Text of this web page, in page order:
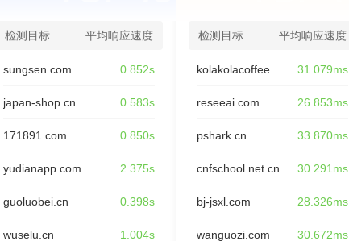
检测目标 平均响应速度
sungsen.com 0.852s
japan-shop.cn 0.583s
171891.com 0.850s
yudianapp.com 2.375s
guoluobei.cn 0.398s
wuselu.cn 1.004s
检测目标 平均响应速度
31.079ms
reseeai.com 26.853ms
pshark.cn 33.870ms
cnfschool.net.cn 30.291ms
bj-jsxl.com 28.326ms
wanguozi.com 30.672ms